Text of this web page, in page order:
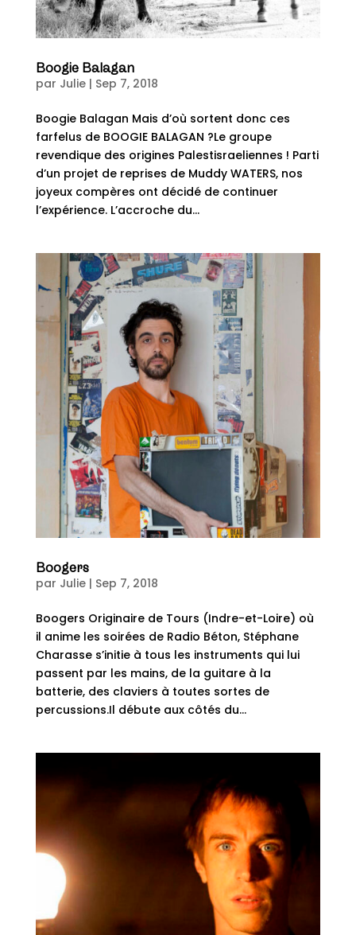
Boogie Balagan
par Julie| Sep 7, 2018
Boogie Balagan Mais d’où sortent donc ces
farfelus de BOOGIE BALAGAN ?Le groupe
revendique des origines Palestisraeliennes ! Parti
d’un projet de reprises de Muddy WATERS, nos
joyeux compères ont décidé de continuer
l’expérience. L’accroche du...
Boogers
par Julie| Sep 7, 2018
Boogers Originaire de Tours (Indre-et-Loire) où
il anime les soirées de Radio Béton, Stéphane
Charasse s’initie à tous les instruments qui lui
passent par les mains, de la guitare à la
batterie, des claviers à toutes sortes de
percussions.Il débute aux côtés du...